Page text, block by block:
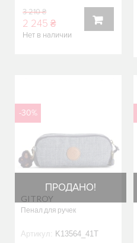
3 210 ₴
2 245 ₴
Нет в наличии
ПРОДАНО!
-30%
GITROY
Пенал для ручек
Артикул: K13564_41T